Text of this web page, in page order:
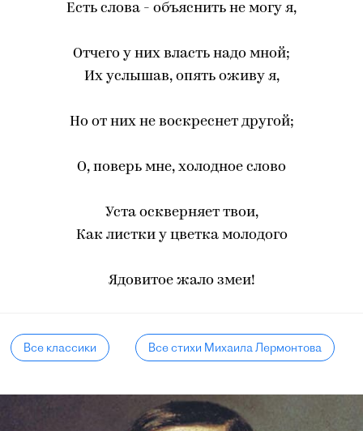
Есть слова - объяснить не могу я,
Отчего у них власть надо мной;
Их услышав, опять оживу я,
Но от них не воскреснет другой;
О, поверь мне, холодное слово
Уста оскверняет твои,
Как листки у цветка молодого
Ядовитое жало змеи!
Все классики Все стихи Михаила Лермонтова